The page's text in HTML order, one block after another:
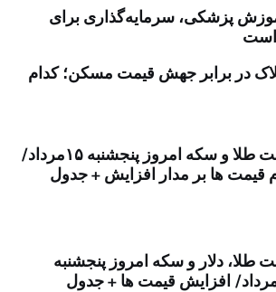
پزشکی، سرمایه‌گذاری برای
است
در برابر جهش قیمت مسکن؛ کدام
قیمت طلا و سکه امروز پنجشنبه ۱۵مرداد/
قیمت ها بر مدار افزایش + جدول
طلا، دلار و سکه امروز پنجشنبه